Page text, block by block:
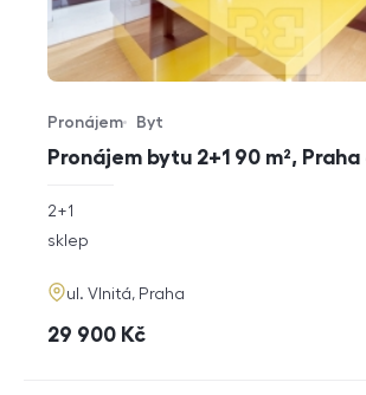
Pronájem bytu 2+1 90 m²,
Typ nabídky
Pronájem
Typ nemovitosti
Byt
rozměry
2+1
funkce
sklep
adresa
ul. Vlnitá, Praha
cena
29 900 Kč